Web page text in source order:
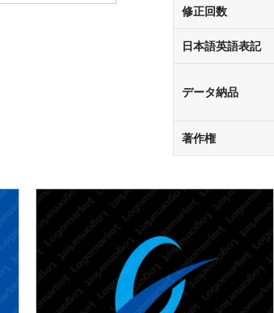
修正回数
日本語英語表記
データ納品
著作権